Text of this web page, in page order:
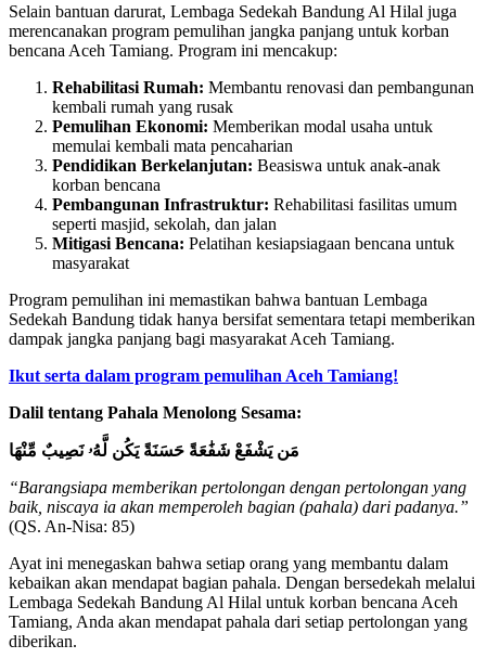
Selain bantuan darurat, Lembaga Sedekah Bandung Al Hilal juga
merencanakan program pemulihan jangka panjang untuk korban
bencana Aceh Tamiang. Program ini mencakup:
Rehabilitasi Rumah: Membantu renovasi dan pembangunan
kembali rumah yang rusak
Pemulihan Ekonomi: Memberikan modal usaha untuk
memulai kembali mata pencaharian
Pendidikan Berkelanjutan: Beasiswa untuk anak-anak
korban bencana
Pembangunan Infrastruktur: Rehabilitasi fasilitas umum
seperti masjid, sekolah, dan jalan
Mitigasi Bencana: Pelatihan kesiapsiagaan bencana untuk
masyarakat
Program pemulihan ini memastikan bahwa bantuan Lembaga
Sedekah Bandung tidak hanya bersifat sementara tetapi memberikan
dampak jangka panjang bagi masyarakat Aceh Tamiang.
Ikut serta dalam program pemulihan Aceh Tamiang!
Dalil tentang Pahala Menolong Sesama:
مَن يَشْفَعْ شَفَٰعَةً حَسَنَةً يَكُن لَّهُۥ نَصِيبٌ مِّنْهَا
“Barangsiapa memberikan pertolongan dengan pertolongan yang
baik, niscaya ia akan memperoleh bagian (pahala) dari padanya.”
(QS. An-Nisa: 85)
Ayat ini menegaskan bahwa setiap orang yang membantu dalam
kebaikan akan mendapat bagian pahala. Dengan bersedekah melalui
Lembaga Sedekah Bandung Al Hilal untuk korban bencana Aceh
Tamiang, Anda akan mendapat pahala dari setiap pertolongan yang
diberikan.